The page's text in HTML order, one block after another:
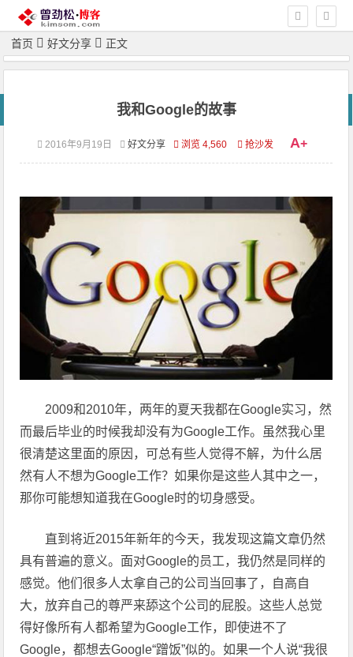
首页 好文分享 正文
我和Google的故事
2016年9月19日 好文分享 浏览 4,560 抢沙发 A+
2009和2010年，两年的夏天我都在Google实习，然
而最后毕业的时候我却没有为Google工作。虽然我心里
很清楚这里面的原因，可总有些人觉得不解，为什么居
然有人不想为Google工作？如果你是这些人其中之一，
那你可能想知道我在Google时的切身感受。
直到将近2015年新年的今天，我发现这篇文章仍然
具有普遍的意义。面对Google的员工，我仍然是同样的
感觉。他们很多人太拿自己的公司当回事了，自高自
大，放弃自己的尊严来舔这个公司的屁股。这些人总觉
得好像所有人都希望为Google工作，即使进不了
Google，都想去Google“蹭饭”似的。如果一个人说“我很